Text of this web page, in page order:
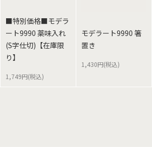
■特別価格■モデラ
ート9990 薬味入れ
(S字仕切)【在庫限
り】
1,749円(税込)
モデラート9990 箸
置き
1,430円(税込)